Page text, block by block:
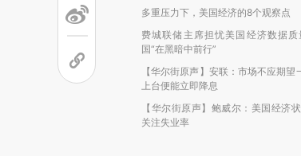
多重压力下，美国经济的8个观察点
费城联储主席担忧美国经济数据
国“在黑暗中前行”
【华尔街原声】安联：市场不应期望
上台便能立即降息
【华尔街原声】鲍威尔：美国经济
关注失业率